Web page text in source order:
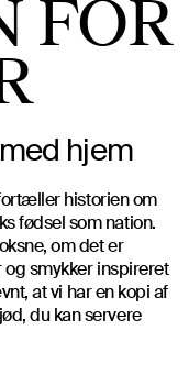
FOR
hjem
historien om
fødsel som nation.
om det er
smykker inspireret
at vi har en kopi af
du kan servere